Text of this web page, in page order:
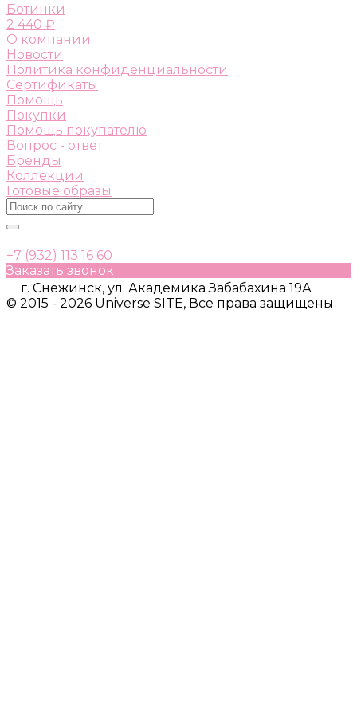
Ботинки
2 440 ₽
О компании
Новости
Политика конфиденциальности
Сертификаты
Помощь
Покупки
Помощь покупателю
Вопрос - ответ
Бренды
Коллекции
Готовые образы
+7 (932) 113 16 60
Заказать звонок
г. Снежинск, ул. Академика Забабахина 19А
© 2015 - 2026 Universe SITE, Все права защищены